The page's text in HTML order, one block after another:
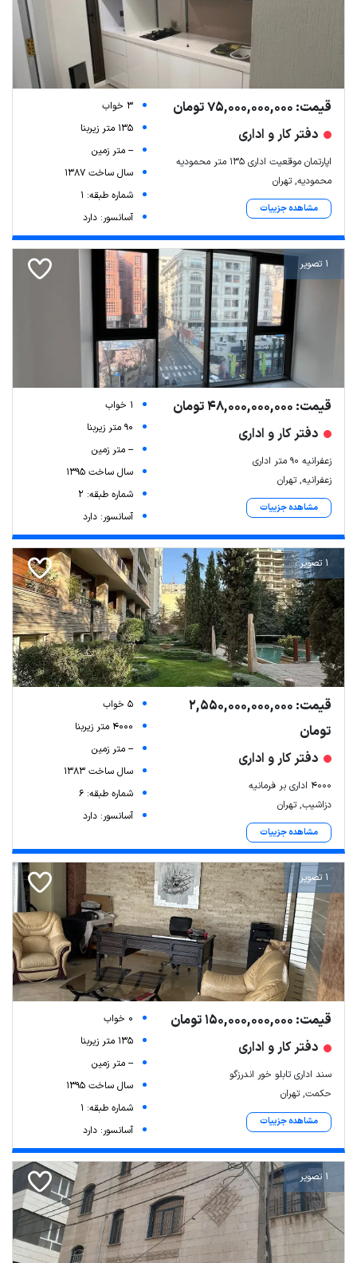
قیمت: 75,000,000,000 تومان
دفتر کار و اداری
اپارتمان موقعیت اداری ۱۳۵ متر محمودیه
محمودیه, تهران
مشاهده جزییات
3 خواب
135 متر زیربنا
-- متر زمین
سال ساخت 1387
شماره طبقه: 1
آسانسور: دارد
1 تصویر
قیمت: 48,000,000,000 تومان
دفتر کار و اداری
زعفرانیه ۹۰ متر اداری
زعفرانیه, تهران
مشاهده جزییات
1 خواب
90 متر زیربنا
-- متر زمین
سال ساخت 1395
شماره طبقه: 2
آسانسور: دارد
1 تصویر
قیمت: 2,550,000,000,000
تومان
دفتر کار و اداری
۴۰۰۰ اداری بر فرمانیه
دزاشیب, تهران
مشاهده جزییات
5 خواب
4000 متر زیربنا
-- متر زمین
سال ساخت 1383
شماره طبقه: 6
آسانسور: دارد
1 تصویر
قیمت: 150,000,000,000 تومان
دفتر کار و اداری
سند اداری تابلو خور اندرزگو
حکمت, تهران
مشاهده جزییات
0 خواب
135 متر زیربنا
-- متر زمین
سال ساخت 1395
شماره طبقه: 1
آسانسور: دارد
1 تصویر